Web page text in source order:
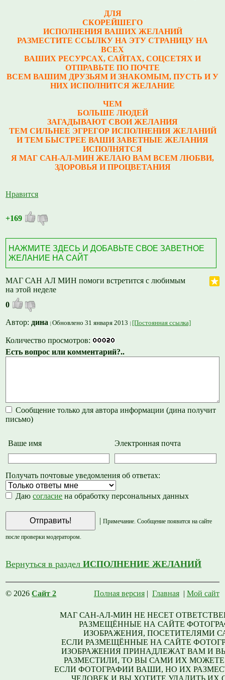
ДЛЯ
СКОРЕЙШЕГО
ИСПОЛНЕНИЯ ВАШИХ ЖЕЛАНИЙ
РАЗМЕСТИТЕ ССЫЛКУ НА ЭТУ СТРАНИЦУ НА
ВСЕХ
ВАШИХ РЕСУРСАХ, САЙТАХ, СОЦСЕТЯХ И
ОТПРАВЬТЕ ПО ПОЧТЕ
ВСЕМ ВАШИМ ДРУЗЬЯМ И ЗНАКОМЫМ, ПУСТЬ И У
НИХ ИСПОЛНИТСЯ ЖЕЛАНИЕ
ЧЕМ
БОЛЬШЕ ЛЮДЕЙ
ЗАГАДЫВАЮТ СВОИ ЖЕЛАНИЯ
ТЕМ СИЛЬНЕЕ ЭГРЕГОР ИСПОЛНЕНИЯ ЖЕЛАНИЙ
И ТЕМ БЫСТРЕЕ ВАШИ ЗАВЕТНЫЕ ЖЕЛАНИЯ
ИСПОЛНЯТСЯ
Я МАГ САН-АЛ-МИН ЖЕЛАЮ ВАМ ВСЕМ ЛЮБВИ,
ЗДОРОВЬЯ И ПРОЦВЕТАНИЯ
Нравится
+169
НАЖМИТЕ ЗДЕСЬ И ДОБАВЬТЕ СВОЕ ЗАВЕТНОЕ
ЖЕЛАНИЕ НА САЙТ
МАГ САН АЛ МИН помоги встретится с любимым
на этой неделе
0
Автор: дина Обновлено 31 января 2013 [Постоянная ссылка]
Количество просмотров:
Есть вопрос или комментарий?..
Сообщение только для автора информации (дина получит
письмо)
Ваше имя Электронная почта
Получать почтовые уведомления об ответах:
Даюсогласие на обработку персональных данных
| Примечание. Сообщение появится на сайте
после проверки модератором.
Вернуться в разделИСПОЛНЕНИЕ ЖЕЛАНИЙ
© 2026Сайт 2 Полная версия| Главная| Мой сайт
МАГ САН-АЛ-МИН НЕ НЕСЕТ
РАЗМЕЩЁННЫЕ НА САЙТЕ
ИЗОБРАЖЕНИЯ, ПОСЕТИТЕЛЯМИ
ЕСЛИ РАЗМЕЩЁННЫЕ НА САЙТЕ
ИЗОБРАЖЕНИЯ ПРИНАДЛЕЖАТ ВАМ И
РАЗМЕСТИЛИ, ТО ВЫ САМИ ИХ МОЖЕТЕ
ЕСЛИ ФОТОГРАФИИ ВАШИ, НО ИХ
ЧЕЛОВЕК И ВЫ ХОТИТЕ УДАЛИТЬ ИХ